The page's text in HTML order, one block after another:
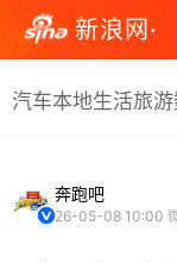
新浪网·
汽车本地生活旅游
奔跑吧
26-05-08 10:00